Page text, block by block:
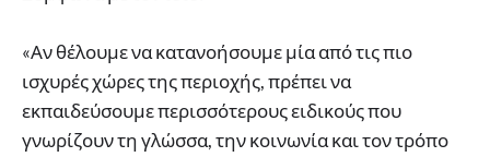
«Αν θέλουμε να κατανοήσουμε μία από τις πιο
ισχυρές χώρες της περιοχής, πρέπει να
εκπαιδεύσουμε περισσότερους ειδικούς που
γνωρίζουν τη γλώσσα, την κοινωνία και τον τρόπο